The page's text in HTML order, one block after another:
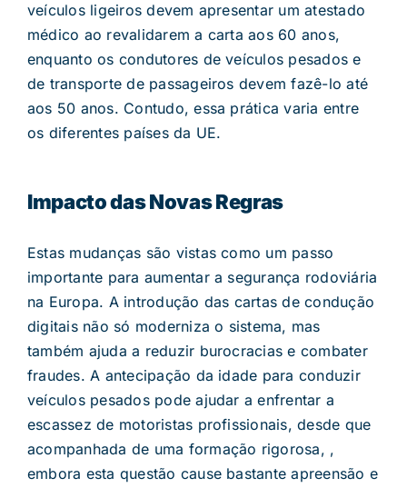
veículos ligeiros devem apresentar um atestado
médico ao revalidarem a carta aos 60 anos,
enquanto os condutores de veículos pesados e
de transporte de passageiros devem fazê-lo até
aos 50 anos. Contudo, essa prática varia entre
os diferentes países da UE.
Impacto das Novas Regras
Estas mudanças são vistas como um passo
importante para aumentar a segurança rodoviária
na Europa. A introdução das cartas de condução
digitais não só moderniza o sistema, mas
também ajuda a reduzir burocracias e combater
fraudes. A antecipação da idade para conduzir
veículos pesados pode ajudar a enfrentar a
escassez de motoristas profissionais, desde que
acompanhada de uma formação rigorosa, ,
embora esta questão cause bastante apreensão e